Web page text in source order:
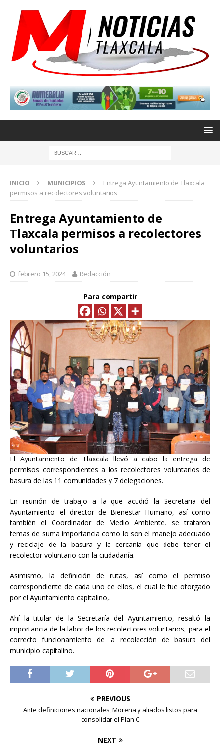
INICIO MUNICIPIOS
Entrega Ayuntamiento de Tlaxcala
permisos a recolectores voluntarios
Entrega Ayuntamiento de
Tlaxcala permisos a recolectores
voluntarios
febrero 15, 2024 Redacción
Para compartir
El Ayuntamiento de Tlaxcala llevó a cabo la entrega de
permisos correspondientes a los recolectores voluntarios de
basura de las 11 comunidades y 7 delegaciones.
En reunión de trabajo a la que acudió la Secretaria del
Ayuntamiento; el director de Bienestar Humano, así como
también el Coordinador de Medio Ambiente, se trataron
temas de suma importancia como lo son el manejo adecuado
y reciclaje de la basura y la cercanía que debe tener el
recolector voluntario con la ciudadanía.
Asimismo, la definición de rutas, así como el permiso
correspondiente de cada uno de ellos, el cual le fue otorgado
por el Ayuntamiento capitalino,.
Ahí la titular de la Secretaría del Ayuntamiento, resaltó la
importancia de la labor de los recolectores voluntarios, para el
correcto funcionamiento de la recolección de basura del
municipio capitalino.
PREVIOUS
Ante definiciones nacionales, Morena y aliados listos para
consolidar el Plan C
NEXT